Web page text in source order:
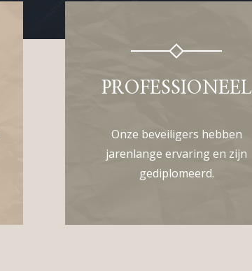
PROFESSIONEEL
Onze beveiligers hebben
jarenlange ervaring en zijn
gediplomeerd.